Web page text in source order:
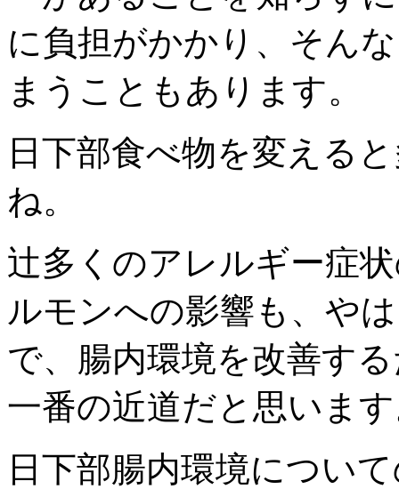
に負担がかかり、そん
まうこともあります。
日下部食べ物を変える
ね。
辻多くのアレルギー症
ルモンへの影響も、や
で、腸内環境を改善す
一番の近道だと思いま
日下部腸内環境につい